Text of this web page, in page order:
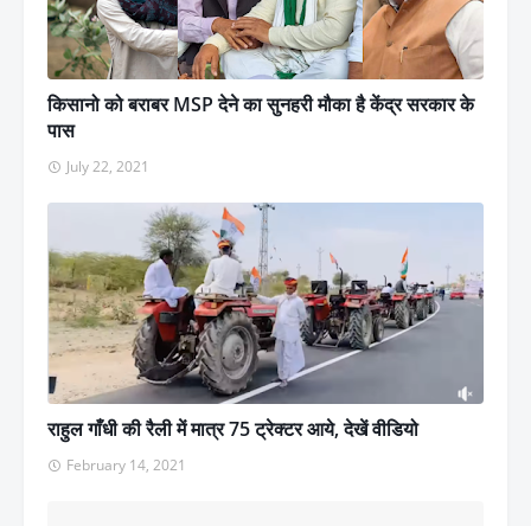
किसानो को बराबर MSP देने का सुनहरी मौका है केंद्र सरकार के
पास
July 22, 2021
राहुल गाँधी की रैली में मात्र 75 ट्रेक्टर आये, देखें वीडियो
February 14, 2021